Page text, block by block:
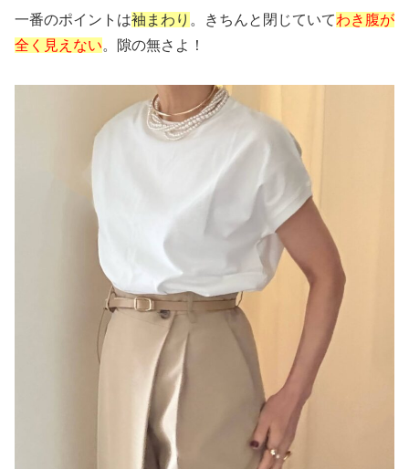
一番のポイントは袖まわり 。きちんと閉じていてわき腹が
全く見えない。隙の無さよ！